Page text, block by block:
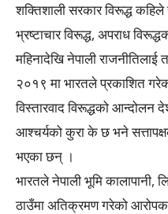
शक्तिशाली सरकार विरूद्ध कहिले
भ्रष्टाचार विरूद्ध, अपराध
महिनादेखि नेपाली
२०१९ मा भारतले प्रकाशित
विस्तारवाद विरूद्धको आन्दोलन
आश्चर्यको कुरा के छ भने
भएका छन् ।
भारतले नेपाली भूमि कालापानी,
ठाउँमा अतिक्रमण गरेको आरोपका